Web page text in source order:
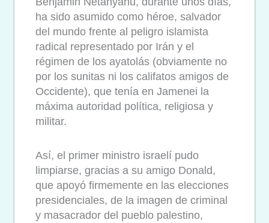
ha sido asumido como héroe, salvador
del mundo frente al peligro islamista
radical representado por Irán y el
régimen de los ayatolás (obviamente no
por los sunitas ni los califatos amigos de
Occidente), que tenía en Jamenei la
máxima autoridad política, religiosa y
militar.
Así, el primer ministro israelí pudo
limpiarse, gracias a su amigo Donald,
que apoyó firmemente en las elecciones
presidenciales, de la imagen de criminal
y masacrador del pueblo palestino,